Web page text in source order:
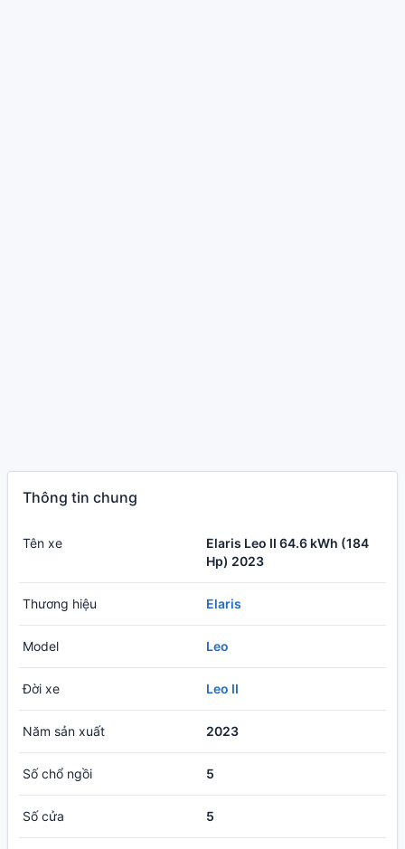
Thông tin chung
Tên xe
Elaris Leo II 64.6 kWh (184
Hp) 2023
Thương hiệu Elaris
Model Leo
Đời xe Leo II
Năm sản xuất 2023
Số chổ ngồi 5
Số cửa 5